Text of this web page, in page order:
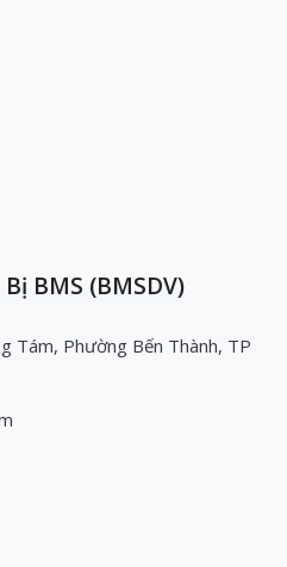
BMS (BMSDV)
Tám, Phường Bến Thành, TP